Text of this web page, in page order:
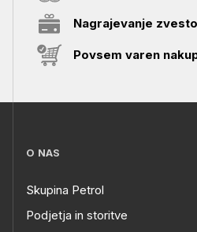
Nagrajevanje
Povsem varen
O NAS
Skupina Petrol
Podjetja in storitve